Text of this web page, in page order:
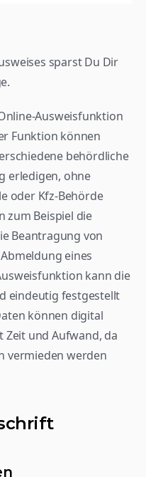
sparst Du Dir
Ausweisfunktion
Funktion können
behördliche
erledigen, ohne
oder Kfz-Behörde
zum Beispiel die
Beantragung von
eines
kann die
eindeutig festgestellt
können digital
und Aufwand, da
vermieden werden